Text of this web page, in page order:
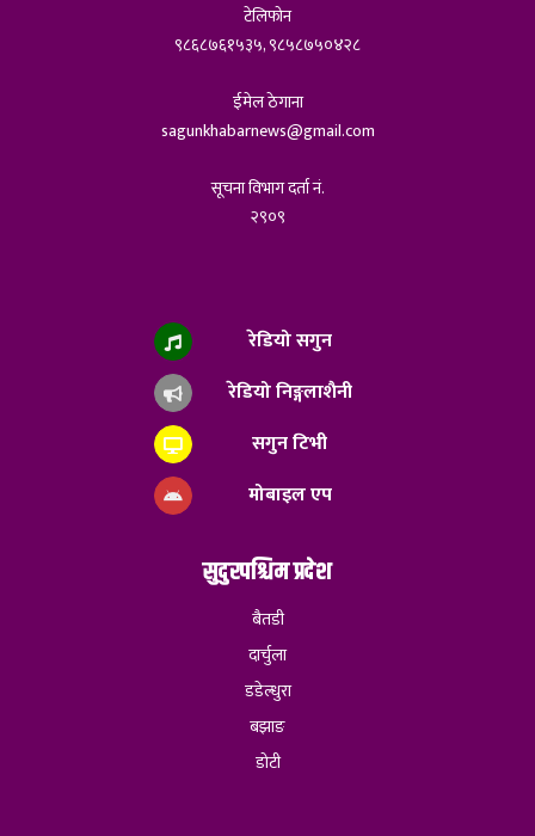
टेलिफोन
९८६८७६१५३५, ९८५८७५०४२८
ईमेल ठेगाना
sagunkhabarnews@gmail.com
सूचना विभाग दर्ता नं.
२९०९
रेडियो सगुन
रेडियो निङ्गलाशैनी
सगुन टिभी
मोबाइल एप
सुदुरपश्चिम प्रदेश
बैतडी
दार्चुला
डडेल्धुरा
बझाङ
डोटी